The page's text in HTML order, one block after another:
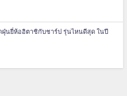
ฝุ่นยี่ห้อฮิตาชิกับชาร์ป รุ่นไหนดีสุด ในปี